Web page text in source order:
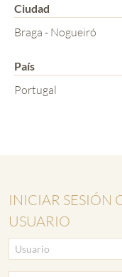
Ciudad
Braga - Nogueiró
País
Portugal
INICIAR SESIÓN
USUARIO